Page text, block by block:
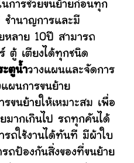
การช่วยขนย้ายก่อนทุก
ชำนาญการและมี
หลาย 10ปี สามารถ
ตู้ เตียงได้ทุกชนิด
ะตูน้ำวางแผนและจัดการ
แผนการขนย้าย
รขนย้ายให้เหมาะสม เพื่อ
ยมากเกินไป รถทุกคันได้
รถใช้งานได้ทันที มีผ้าใบ
ป้องกันสิ่งของที่ขนย้าย